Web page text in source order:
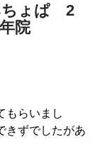
ちょぱ 2
院
もらいまし
きずでしたがあ